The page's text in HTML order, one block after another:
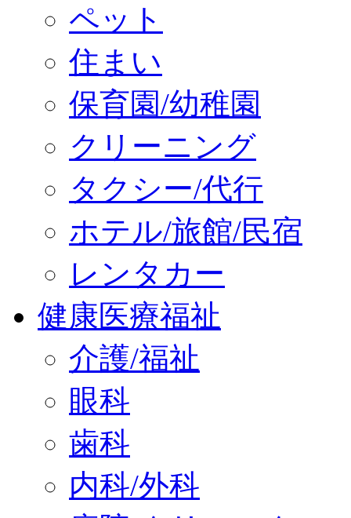
ペット
住まい
保育園/幼稚園
クリーニング
タクシー/代行
ホテル/旅館/民宿
レンタカー
健康医療福祉
介護/福祉
眼科
歯科
内科/外科